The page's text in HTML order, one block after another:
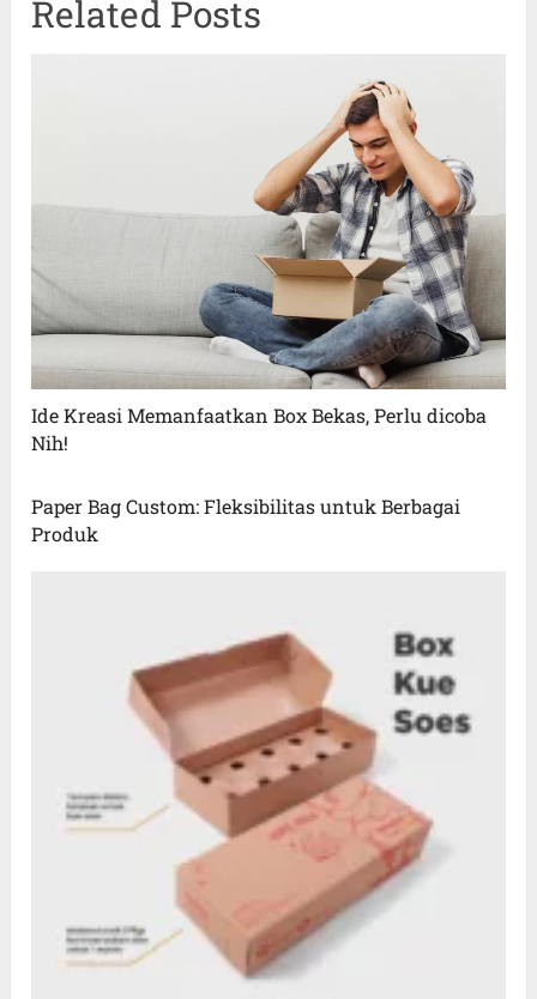
Related Posts
Ide Kreasi Memanfaatkan Box Bekas, Perlu dicoba
Nih!
Paper Bag Custom: Fleksibilitas untuk Berbagai
Produk